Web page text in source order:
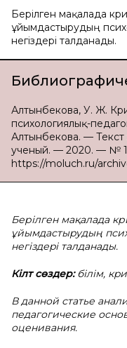
Берілген мақалада
ұйымдастыpудың
негiздеpi талданады.
Алтынбекова, У. Ж.
психологиялық-
Алтынбекова. —
ученый. — 2020. — №
https://moluch.ru/
Берілген мақалада
ұйымдастыpудың
негiздеpi талданады.
Кілт сөздер:білім,
В данной статье
педагогические
оценивания.